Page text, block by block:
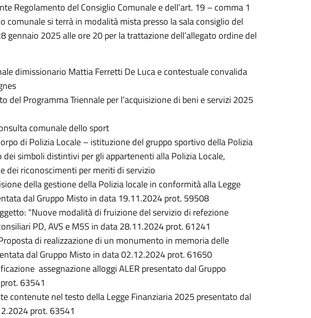
Regolamento del Consiglio Comunale e dell’art. 19 – comma 1
comunale si terrà in modalità mista presso la sala consiglio del
gennaio 2025 alle ore 20 per la trattazione dell’allegato ordine del
dimissionario Mattia Ferretti De Luca e contestuale convalida
Programma Triennale per l’acquisizione di beni e servizi 2025
comunale dello sport
di Polizia Locale – istituzione del gruppo sportivo della Polizia
simboli distintivi per gli appartenenti alla Polizia Locale,
dei riconoscimenti per meriti di servizio
della gestione della Polizia locale in conformità alla Legge
dal Gruppo Misto in data 19.11.2024 prot. 59508
“Nuove modalità di fruizione del servizio di refezione
PD, AVS e M5S in data 28.11.2024 prot. 61241
di realizzazione di un monumento in memoria delle
dal Gruppo Misto in data 02.12.2024 prot. 61650
assegnazione alloggi ALER presentato dal Gruppo
63541
contenute nel testo della Legge Finanziaria 2025 presentato dal
prot. 63541